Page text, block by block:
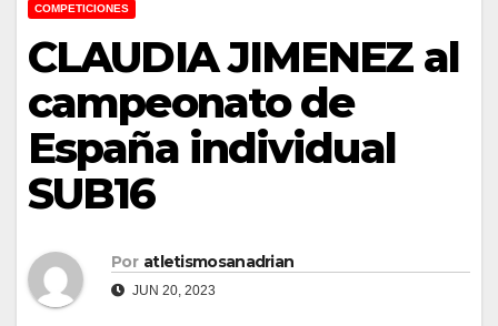
COMPETICIONES
CLAUDIA JIMENEZ al
campeonato de
España individual
SUB16
Por atletismosanadrian
JUN 20, 2023